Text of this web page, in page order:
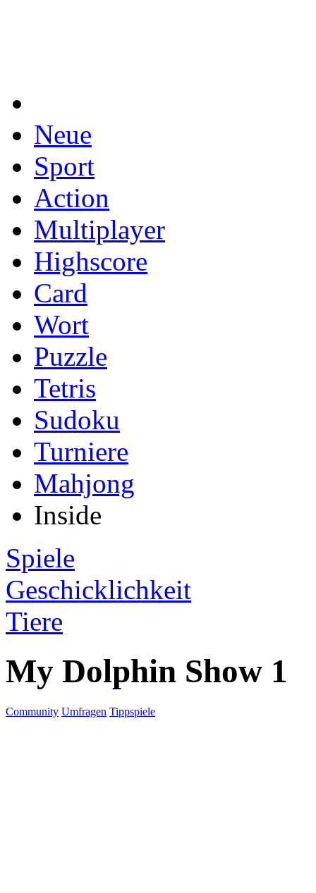
Neue
Sport
Action
Multiplayer
Highscore
Card
Wort
Puzzle
Tetris
Sudoku
Turniere
Mahjong
Inside
Spiele
Geschicklichkeit
Tiere
My Dolphin Show 1
Community Umfragen Tippspiele